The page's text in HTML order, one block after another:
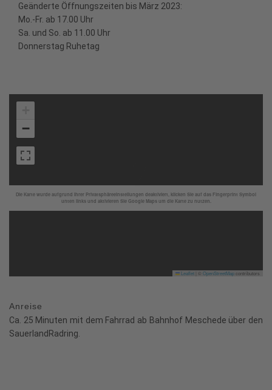
Geänderte Öffnungszeiten bis März 2023:
Mo.-Fr. ab 17.00 Uhr
Sa. und So. ab 11.00 Uhr
Donnerstag Ruhetag
Die Karte wurde aufgrund Ihrer Privatsphäreeinstellungen deaktiviert, klicken Sie auf das Fingerprint Symbol
unten links und aktivieren Sie Google Maps um die Karte zu nutzen.
−
Leaflet OpenStreetMapcontributors
Anreise
Ca. 25 Minuten mit dem Fahrrad ab Bahnhof Meschede über den
SauerlandRadring.